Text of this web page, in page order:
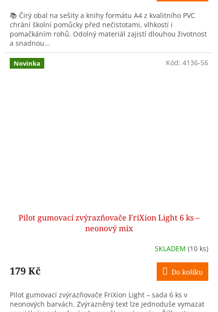
📚 Čirý obal na sešity a knihy formátu A4 z kvalitního PVC
chrání školní pomůcky před nečistotami, vlhkostí i
pomačkáním rohů. Odolný materiál zajistí dlouhou životnost
a snadnou...
Novinka
Pilot gumovací zvýrazňovače FriXion Light 6 ks –
neonový mix
SKLADEM (10 ks)
179 Kč Do košíku
Pilot gumovací zvýrazňovače FriXion Light – sada 6 ks v
neonových barvách. Zvýrazněný text lze jednoduše vymazat
Kód: 4136-S6